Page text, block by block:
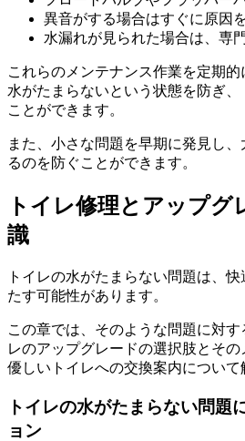
異音がする場合はすぐに原因
水漏れが見られた場合は、専
これらのメンテナンス作業を定期
水がたまらないという状態を防ぎ
ことができます。
また、小さな問題を早期に発見し
るのを防ぐことができます。
トイレ修理とアップグ
識
トイレの水がたまらない問題は、
たす可能性があります。
この章では、そのような問題に対
レのアップグレードの選択肢とそ
優しいトイレへの交換案内について
トイレの水がたまらない問題
ョン